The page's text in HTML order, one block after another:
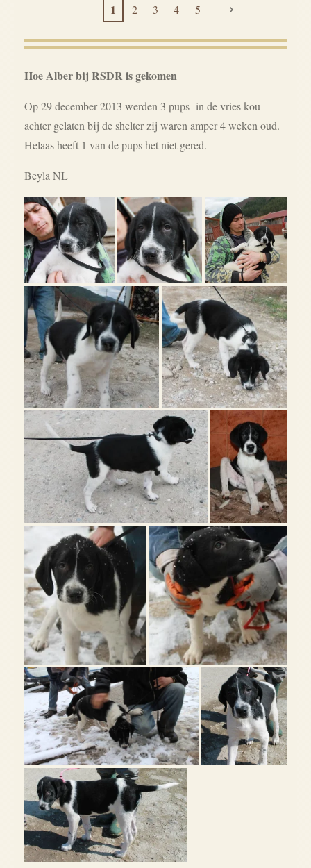
1 2 3 4 5
Hoe Alber bij RSDR is gekomen
Op 29 december 2013 werden 3 pups in de vries kou
achter gelaten bij de shelter zij waren amper 4 weken oud.
Helaas heeft 1 van de pups het niet gered.
Beyla NL